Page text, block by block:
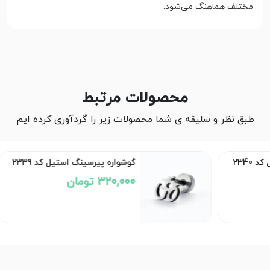
مختلف هماهنگ می‌شود.
محصولات مرتبط
طبق نظر و سلیقه ی شما محصولات زیر را گردآوری کرده ایم
گوشواره پیرسینگ استیل کد 2339
320,000 تومان